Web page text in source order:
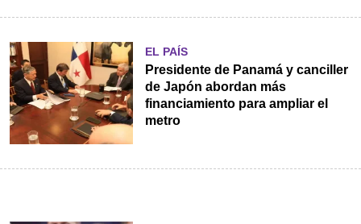
EL PAÍS
Presidente de Panamá y canciller
de Japón abordan más
financiamiento para ampliar el
metro